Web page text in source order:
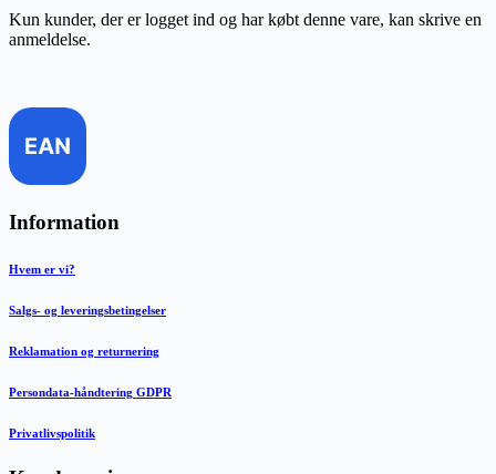
Kun kunder, der er logget ind og har købt denne vare, kan skrive en
anmeldelse.
Information
Hvem er vi?
Salgs- og leveringsbetingelser
Reklamation og returnering
Persondata-håndtering GDPR
Privatlivspolitik